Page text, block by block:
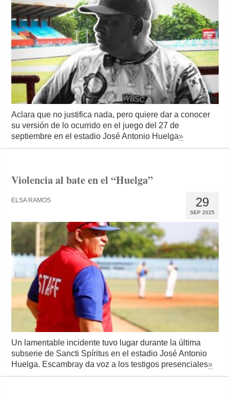
Aclara que no justifica nada, pero quiere dar a conocer
su versión de lo ocurrido en el juego del 27 de
septiembre en el estadio José Antonio Huelga»
Violencia al bate en el “Huelga”
29
SEP 2025
ELSA RAMOS
Un lamentable incidente tuvo lugar durante la última
subserie de Sancti Spíritus en el estadio José Antonio
Huelga. Escambray da voz a los testigos presenciales»